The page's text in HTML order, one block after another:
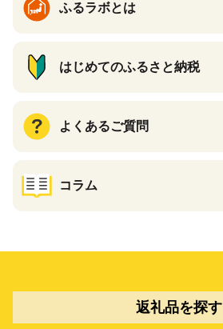
ふるラボとは
はじめてのふるさと納税
よくあるご質問
コラム
返礼品を探す